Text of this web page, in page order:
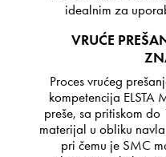
idealnim za
VRUĆE
Proces vrućeg
kompetencija ELSTA
preše, sa pritiskom
materijal u obliku
pri čemu je SMC